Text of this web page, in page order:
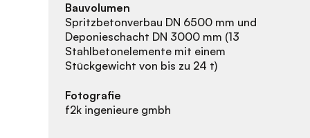
Bauvolumen
Spritzbetonverbau DN 6500 mm und
Deponieschacht DN 3000 mm (13
Stahlbetonelemente mit einem
Stückgewicht von bis zu 24 t)
Fotografie
f2k ingenieure gmbh